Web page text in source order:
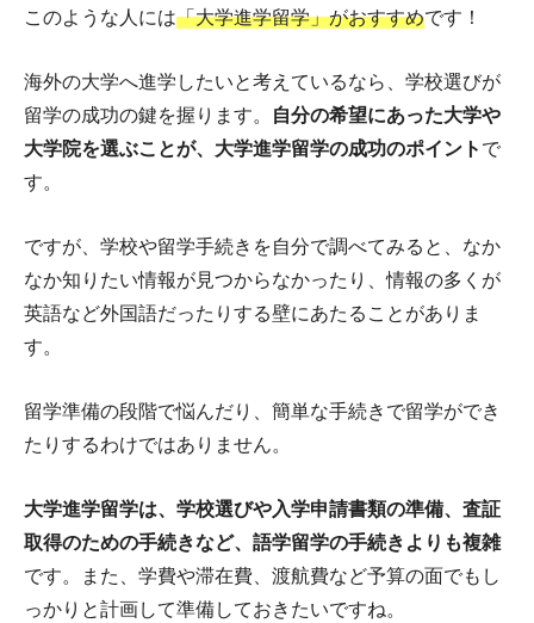
このような人には「大学進学留学」がおすすめです！
海外の大学へ進学したいと考えているなら、学校選びが
留学の成功の鍵を握ります。 自分の希望にあった大学や
大学院を選ぶことが、大学進学留学の成功のポイント で
す。
ですが、学校や留学手続きを自分で調べてみると、なか
なか知りたい情報が見つからなかったり、情報の多くが
英語など外国語だったりする壁にあたることがありま
す。
留学準備の段階で悩んだり、簡単な手続きで留学ができ
たりするわけではありません。
大学進学留学は、学校選びや入学申請書類の準備、査証
取得のための手続きなど、語学留学の手続きよりも複雑
です。また、学費や滞在費、渡航費など予算の面でもし
っかりと計画して準備しておきたいですね。